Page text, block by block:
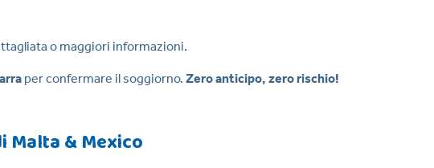
o maggiori informazioni.
per confermare il soggiorno. Zero anticipo, zero rischio!
Malta & Mexico